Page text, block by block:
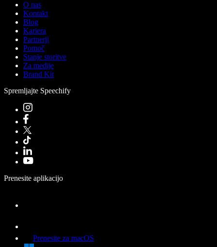
O nas
Kontakt
Blog
Kariera
Partnerji
Pomoč
Stanje storitve
Za medije
Brand Kit
Spremljajte Speechify
Prenesite aplikacijo
Prenesite za macOS